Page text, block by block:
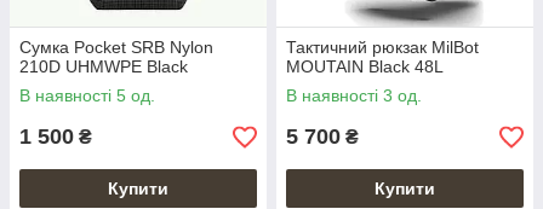
Сумка Pocket SRB Nylon
210D UHMWPE Black
В наявності 5 од.
1 500 ₴
Купити
Тактичний рюкзак MilBot
MOUTAIN Black 48L
В наявності 3 од.
5 700 ₴
Купити